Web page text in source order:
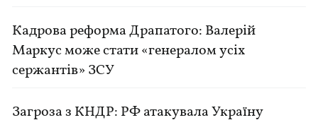
Кадрова реформа Драпатого: Валерій
Маркус може стати «генералом усіх
сержантів» ЗСУ
Загроза з КНДР: РФ атакувала Україну